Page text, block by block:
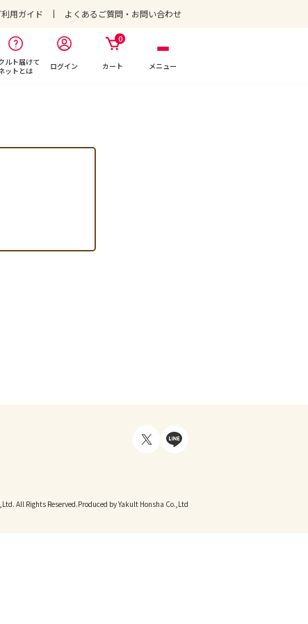
利用ガイド よくあるご質問・お問い合わせ
ルト届けて
ットとは
ログイン
0
カート メニュー
All Rights Reserved.Produced by Yakult Honsha Co.,Ltd